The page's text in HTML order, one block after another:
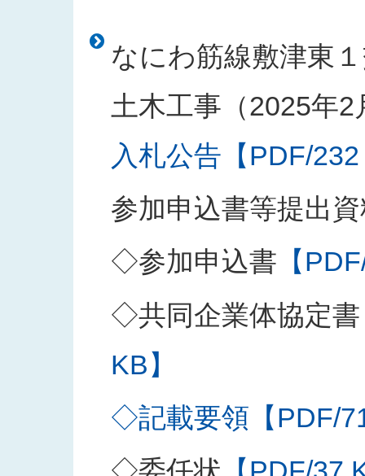
なにわ筋線敷津東
土木工事（2025年2
入札公告【PDF/
参加申込書等提出
◇参加申込書 【
◇共同企業体協定書
KB】
◇記載要領【PDF/